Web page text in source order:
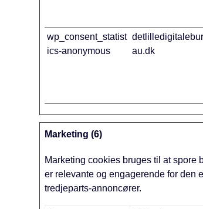
wp_consent_statist
ics-anonymous
au.dk
Marketing (6)
Marketing cookies bruges til at spore
er relevante og engagerende for den
tredjeparts-annoncører.